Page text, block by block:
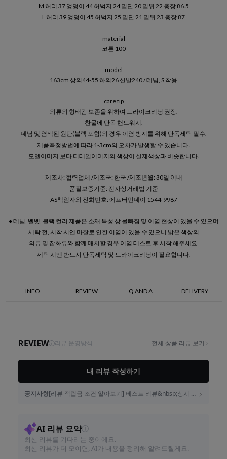
M 허리 37 엉덩이 44 허벅지 24 밑단 20 밑위 22 총장 86.5
L 허리 39 엉덩이 45 허벅지 25 밑단 21 밑위 23 총장 87
material
코튼 100
model
163cm 상의44-55 하의26 신발240 / 데님, S 착용
care tip
의류의 형태감 보존을 위하여 드라이크리닝 권장.
찬물에 단독 핸드워시.
데님 및 염색된 원단(블랙 포함)의 경우 이염 방지를 위해 단독세탁 필수.
제품측정방법에 따라 1-3cm의 오차가 발생할 수 있습니다.
모델이미지 보다 디테일이미지의 색상이 실제색상과 비슷합니다.
제조사: 협력업체 /제조국: 한국 /제조년월: 30일 이내
품질보증기준: 전자상거래법 기준
AS책임자와 전화번호: 에프터먼데이 1544-9987
● 데님, 벨벳, 블랙 컬러 제품은 소재 특성 상 물빠짐 및 이염 현상이 있을 수 있으며
세탁 전, 시착 시엔 마찰로 인한 이염이 있을 수 있으니 밝은 색상의
의류 및 잡화류와 함께 매치할 경우 이염 테스트 후 시착 해주세요.
세탁 시엔 반드시 단독세탁 및 드라이크리닝이 필요합니다.
INFO REVIEW Q AND A DELIVERY